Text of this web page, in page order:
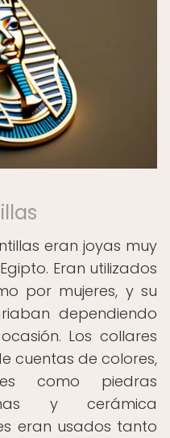
eran joyas muy
Eran utilizados
por mujeres, y su
dependiendo
Los collares
cuentas de colores,
como piedras
y cerámica
eran usados ​​tanto